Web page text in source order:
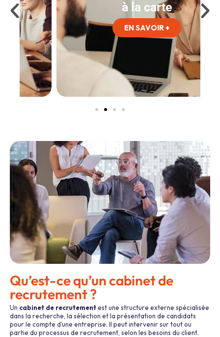
à la carte
EN SAVOIR +
Qu’est-ce qu’un cabinet de
recrutement ?
Un cabinet de recrutementest une structure externe spécialisée
dans la recherche, la sélection et la présentation de candidats
pour le compte d’une entreprise. Il peut intervenir sur tout ou
partie du processus de recrutement, selon les besoins du client.